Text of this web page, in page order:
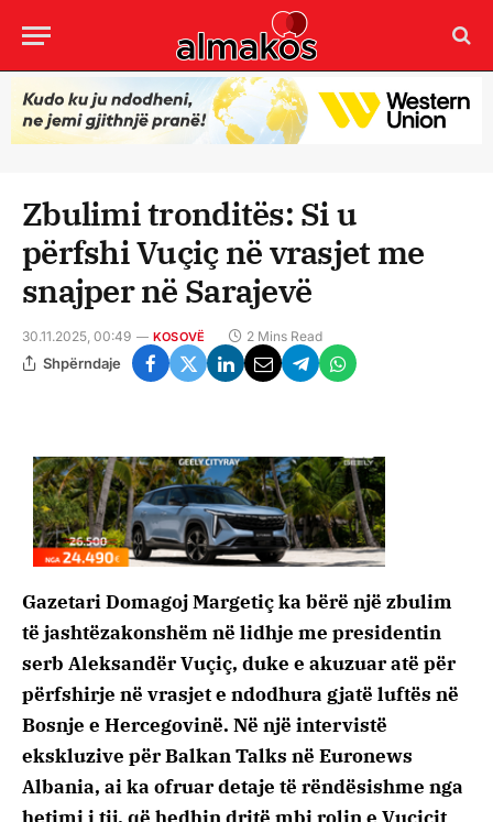
Zbulimi tronditës: Si u
përfshi Vuçiç në vrasjet me
snajper në Sarajevë
30.11.2025, 00:49 KOSOVË 2 Mins Read
Shpërndaje
Gazetari Domagoj Margetiç ka bërë një zbulim
të jashtëzakonshëm në lidhje me presidentin
serb Aleksandër Vuçiç, duke e akuzuar atë për
përfshirje në vrasjet e ndodhura gjatë luftës në
Bosnje e Hercegovinë. Në një intervistë
ekskluzive për Balkan Talks në Euronews
Albania, ai ka ofruar detaje të rëndësishme nga